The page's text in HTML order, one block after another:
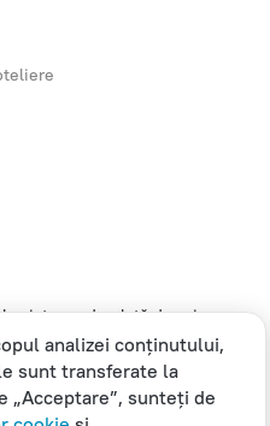
sisteme de plată de prim
analizei conținutului,
sunt transferate la
„Acceptare”, sunteți de